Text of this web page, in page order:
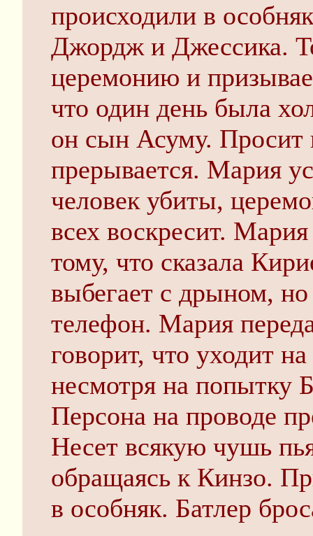
происходили в
Джордж и Джессика.
церемонию и
что один день была
он сын Асуму. Просит
прерывается. Мария
человек убиты,
всех воскресит.
тому, что сказала
выбегает с дрыном,
телефон. Мария
говорит, что уходит
несмотря на попытку
Персона на проводе
Несет всякую чушь
обращаясь к Кинзо.
в особняк. Батлер